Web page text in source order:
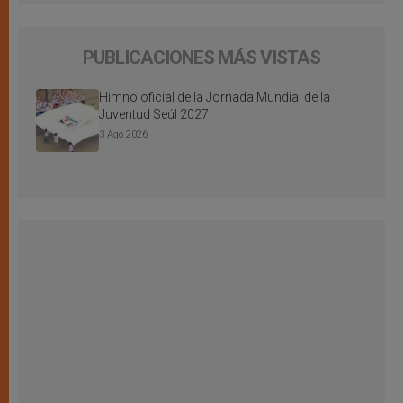
PUBLICACIONES MÁS VISTAS
Himno oficial de la Jornada Mundial de la
Juventud Seúl 2027
3 Ago 2026